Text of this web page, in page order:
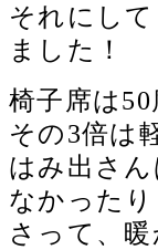
それにし
ました！
椅子席は
その3倍は
はみ出さ
なかった
さって、